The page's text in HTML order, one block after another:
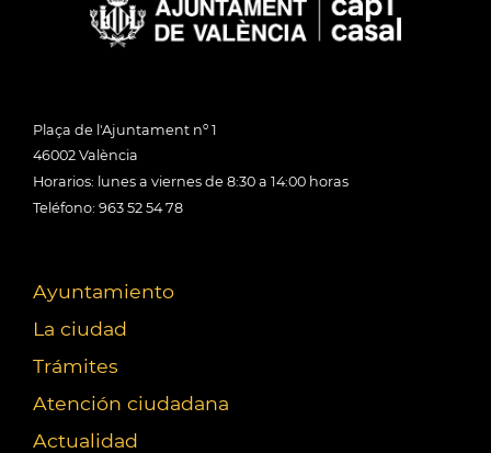
Plaça de l'Ajuntament nº 1
46002 València
Horarios: lunes a viernes de 8:30 a 14:00 horas
Teléfono: 963 52 54 78
Ayuntamiento
La ciudad
Trámites
Atención ciudadana
Actualidad